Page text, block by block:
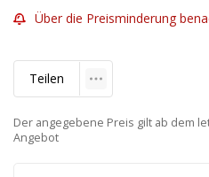
Über die Preisminderung
Teilen
Der angegebene Preis gilt ab dem
Angebot